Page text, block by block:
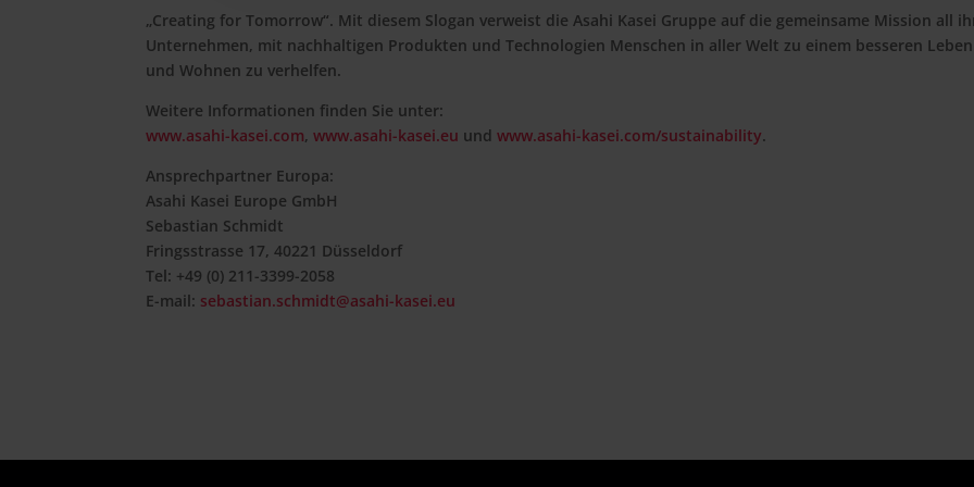
„Creating for Tomorrow“. Mit diesem Slogan verweist die Asahi Kasei Gruppe auf die gemeinsame Mission all
Unternehmen, mit nachhaltigen Produkten und Technologien Menschen in aller Welt zu einem besseren Leben
und Wohnen zu verhelfen.
Weitere Informationen finden Sie unter:
www.asahi-kasei.com,www.asahi-kasei.eu undwww.asahi-kasei.com/sustainability.
Ansprechpartner Europa:
Asahi Kasei Europe GmbH
Sebastian Schmidt
Fringsstrasse 17, 40221 Düsseldorf
Tel: +49 (0) 211-3399-2058
E-mail: sebastian.schmidt@asahi-kasei.eu